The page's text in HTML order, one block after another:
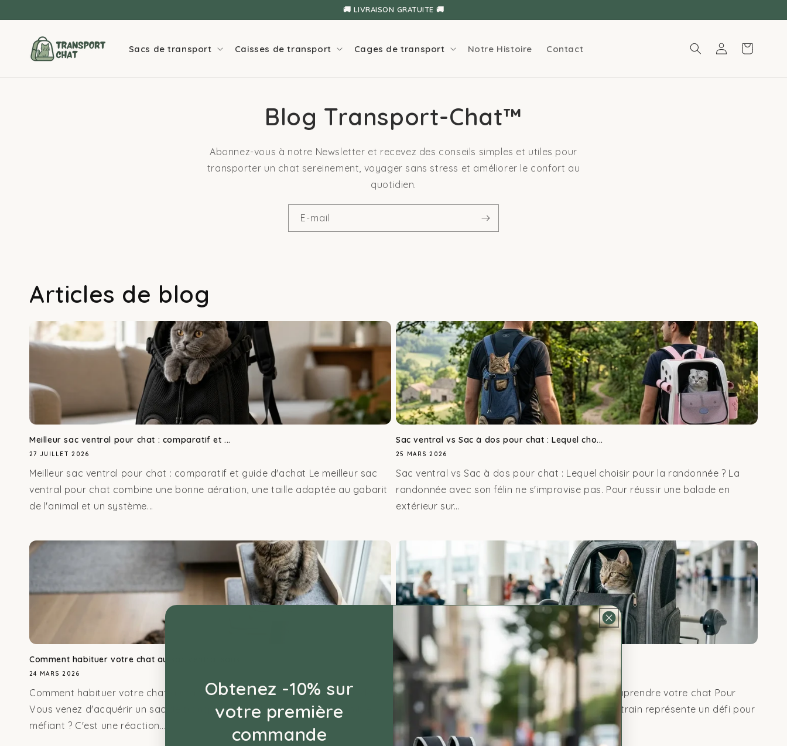
contenu
✨ GARANTIE SATISFAIT OU REMBOURSÉ ✨
🚚 LIVRAISON GRATUITE 🚚
Sacs de transport Caisses de transport Cages de transport Notre Histoire Contact ConnexionPanier
Blog Transport-Chat™
Abonnez-vous à notre Newsletter et recevez des conseils simples et utiles pour
transporter un chat sereinement, voyager sans stress et améliorer le confort au
quotidien.
E-mail
Articles de blog
Meilleur sac ventral pour chat : comparatif et ...
27 JUILLET 2026
Meilleur sac ventral pour chat : comparatif et guide d'achat Le meilleur sac
ventral pour chat combine une bonne aération, une taille adaptée au gabarit
de l'animal et un système...
Sac ventral vs Sac à dos pour chat : Lequel cho...
25 MARS 2026
Sac ventral vs Sac à dos pour chat : Lequel choisir pour la randonnée ? La
randonnée avec son félin ne s'improvise pas. Pour réussir une balade en
extérieur sur...
Comment habituer votre chat au sac ventral sans...
24 MARS 2026
Comment habituer votre chat au sac ventral sans stress ? La méthode douce
Vous venez d'acquérir un sac de transport frontal mais votre félin semble
méfiant ? C'est une réaction...
Le Guide Complet pour Voyager Sereinement avec ...
6 MARS 2026
La Psychologie du Territoire en Mouvement : Comprendre votre chat Pour
comprendre pourquoi un trajet en voiture ou en train représente un défi pour
votre chat, il faut plonger dans...
Obtenez -10% sur
votre première
commande